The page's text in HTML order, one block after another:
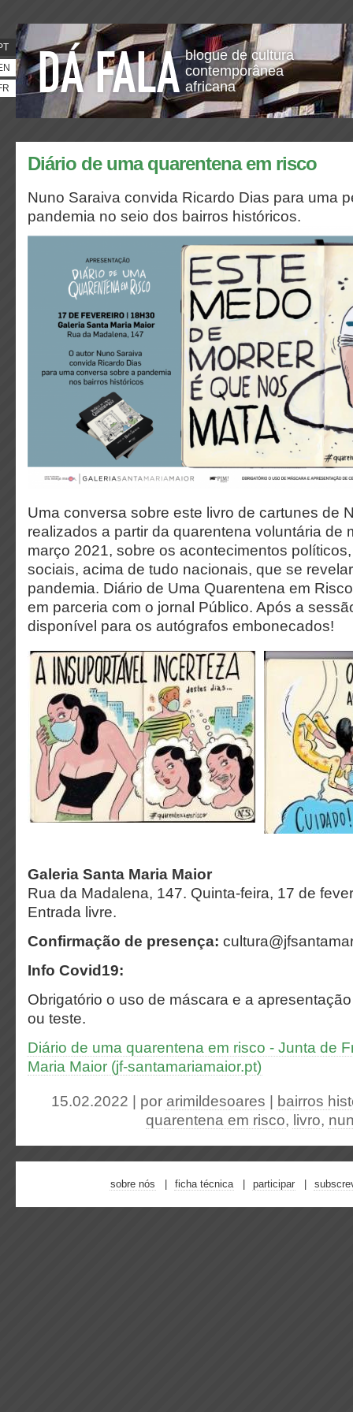
blogue de cultura
contemporânea
africana
Diário de uma quarentena em risco
Nuno Saraiva convida Ricardo Dias para uma
pandemia no seio dos bairros históricos.
Uma conversa sobre este livro de cartunes de
realizados a partir da quarentena voluntária de
março 2021, sobre os acontecimentos
sociais, acima de tudo nacionais, que se
pandemia. Diário de Uma Quarentena em
em parceria com o jornal Público. Após a
disponível para os autógrafos embonecados!
Galeria Santa Maria Maior
Rua da Madalena, 147. Quinta-feira, 17 de
Entrada livre.
Confirmação de presença:
Info Covid19:
Obrigatório o uso de máscara e a
ou teste.
Diário de uma quarentena em risco - Junta de
Maria Maior (jf-santamariamaior.pt)
15.02.2022 | por arimildesoares
bairros
quarentena em risco, livro,
sobre nós ficha técnica participar